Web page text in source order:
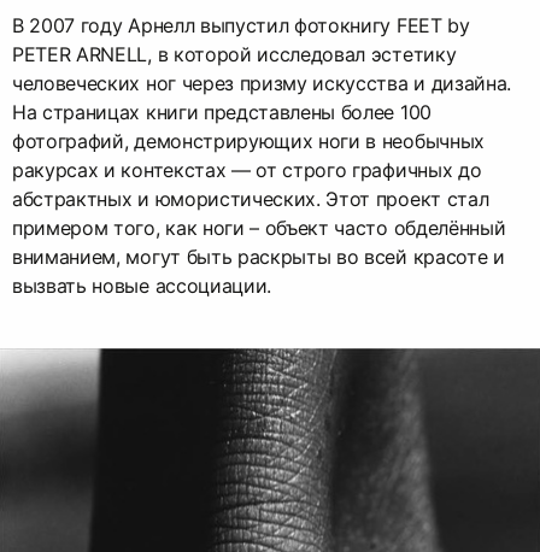
В 2007 году Арнелл выпустил фотокнигу FEET by
PETER ARNELL, в которой исследовал эстетику
человеческих ног через призму искусства и дизайна.
На страницах книги представлены более 100
фотографий, демонстрирующих ноги в необычных
ракурсах и контекстах — от строго графичных до
абстрактных и юмористических. Этот проект стал
примером того, как ноги – объект часто обделённый
вниманием, могут быть раскрыты во всей красоте и
вызвать новые ассоциации.